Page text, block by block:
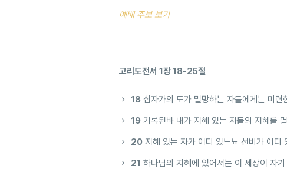
예배 주보 보기
고리도전서 1장 18-25절
18 십자가의 도가 멸망하는 자들에게는 미
19기록된바 내가 지혜 있는 자들의 지혜를
20지혜 있는 자가 어디 있느뇨 선비가 어디
21 하나님의 지혜에 있어서는 이 세상이 자